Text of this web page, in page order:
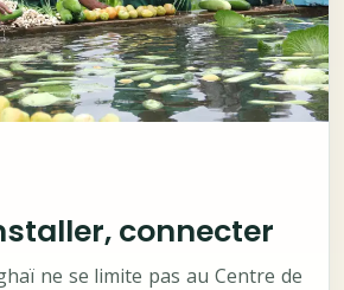
connecter
ne se limite pas au Centre de